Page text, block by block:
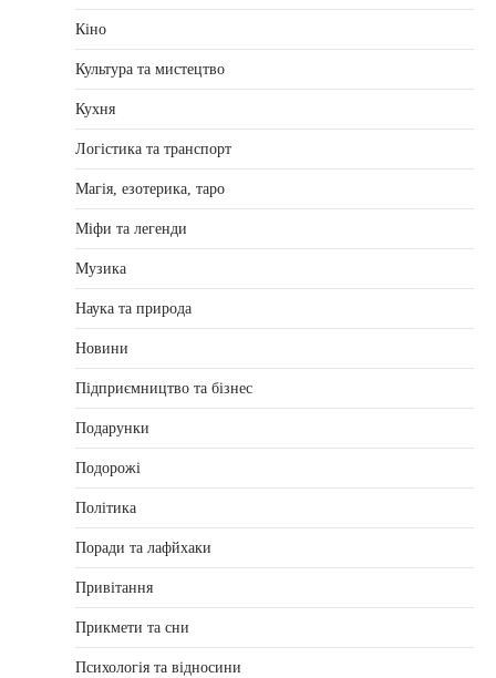
Кіно
Культура та мистецтво
Кухня
Логістика та транспорт
Магія, езотерика, таро
Міфи та легенди
Музика
Наука та природа
Новини
Підприємництво та бізнес
Подарунки
Подорожі
Політика
Поради та лафйхаки
Привітання
Прикмети та сни
Психологія та відносини